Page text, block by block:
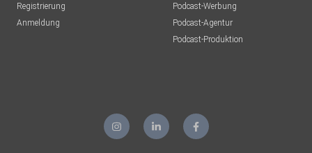
Registrierung
Anmeldung
Podcast-Werbung
Podcast-Agentur
Podcast-Produktion